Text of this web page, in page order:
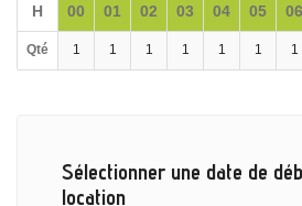
H 00 01 02 03 04 05 06
Qté 1 1 1 1 1 1 1
Sélectionner une date de
location